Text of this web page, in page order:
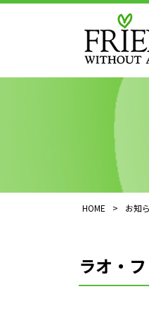
HOME > お知
ラオ・